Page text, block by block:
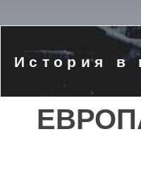
История в